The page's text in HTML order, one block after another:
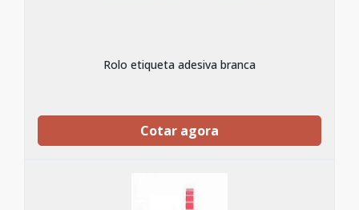
Rolo etiqueta adesiva branca
Cotar agora